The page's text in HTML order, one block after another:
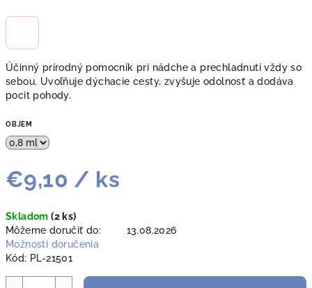
Účinný prírodný pomocník pri nádche a prechladnutí vždy so
sebou. Uvoľňuje dýchacie cesty, zvyšuje odolnosť a dodáva
pocit pohody.
OBJEM
€9,10 / ks
cena:
Skladom(2 ks)
Môžeme doručiť do:
13.08.2026
Možnosti doručenia
Kód: PL-21501